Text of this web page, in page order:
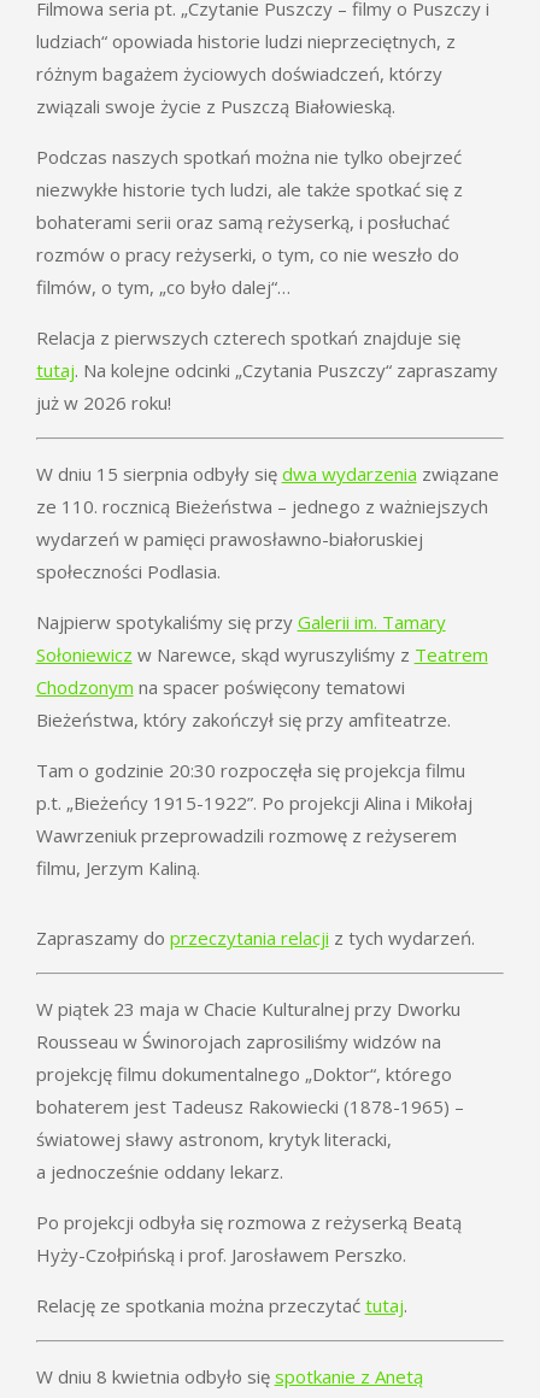
Filmowa seria pt. „Czytanie Puszczy – filmy o Puszczy i
ludziach“ opowiada historie ludzi nieprzeciętnych, z
różnym bagażem życiowych doświadczeń, którzy
związali swoje życie z Puszczą Białowieską.
Podczas naszych spotkań można nie tylko obejrzeć
niezwykłe historie tych ludzi, ale także spotkać się z
bohaterami serii oraz samą reżyserką, i posłuchać
rozmów o pracy reżyserki, o tym, co nie weszło do
filmów, o tym, „co było dalej“…
Relacja z pierwszych czterech spotkań znajduje się
tutaj. Na kolejne odcinki „Czytania Puszczy“ zapraszamy
już w 2026 roku!
W dniu 15 sierpnia odbyły się dwa wydarzenia związane
ze 110. rocznicą Bieżeństwa – jednego z ważniejszych
wydarzeń w pamięci prawosławno-białoruskiej
społeczności Podlasia.
Najpierw spotykaliśmy się przy Galerii im. Tamary
Sołoniewicz w Narewce, skąd wyruszyliśmy z Teatrem
Chodzonym na spacer poświęcony tematowi
Bieżeństwa, który zakończył się przy amfiteatrze.
Tam o godzinie 20:30 rozpoczęła się projekcja filmu
p.t. „Bieżeńcy 1915-1922”. Po projekcji Alina i Mikołaj
Wawrzeniuk przeprowadzili rozmowę z reżyserem
filmu, Jerzym Kaliną.
Zapraszamy do przeczytania relacji z tych wydarzeń.
W piątek 23 maja w Chacie Kulturalnej przy Dworku
Rousseau w Świnorojach zaprosiliśmy widzów na
projekcję filmu dokumentalnego „Doktor“, którego
bohaterem jest Tadeusz Rakowiecki (1878-1965) –
światowej sławy astronom, krytyk literacki,
a jednocześnie oddany lekarz.
Po projekcji odbyła się rozmowa z reżyserką Beatą
Hyży-Czołpińską i prof. Jarosławem Perszko.
Relację ze spotkania można przeczytać tutaj.
W dniu 8 kwietnia odbyło się spotkanie z Anetą